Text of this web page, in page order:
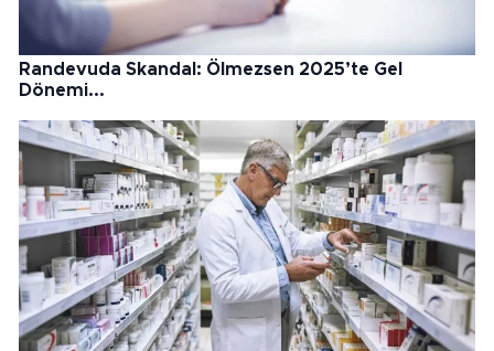
Randevuda Skandal: Ölmezsen 2025’te Gel
Dönemi...